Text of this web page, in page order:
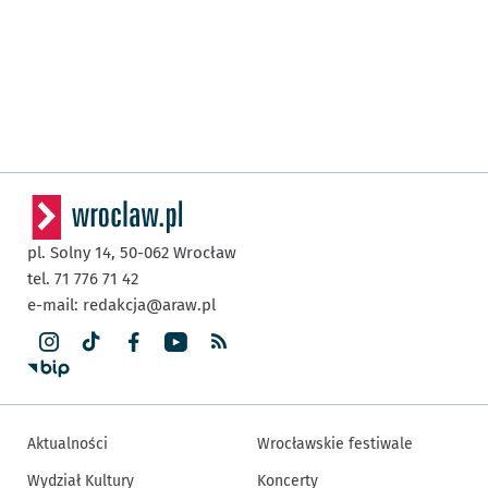
pl. Solny 14, 50-062 Wrocław
tel. 71 776 71 42
e-mail: redakcja@araw.pl
Aktualności
Wydział Kultury
Wrocławskie festiwale
Koncerty